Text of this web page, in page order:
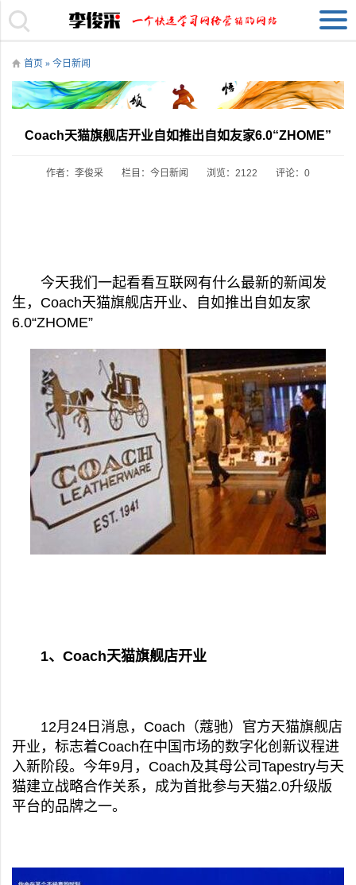
首页 » 今日新闻
Coach天猫旗舰店开业自如推出自如友家6.0“ZHOME”
作者：李俊采 栏目： 今日新闻 浏览：2122 评论：0
今天我们一起看看互联网有什么最新的新闻发
生，Coach天猫旗舰店开业、自如推出自如友家
6.0“ZHOME”
1、Coach天猫旗舰店开业
12月24日消息，Coach（蔻驰）官方天猫旗舰店
开业，标志着Coach在中国市场的数字化创新议程进
入新阶段。今年9月，Coach及其母公司Tapestry与天
猫建立战略合作关系，成为首批参与天猫2.0升级版
平台的品牌之一。